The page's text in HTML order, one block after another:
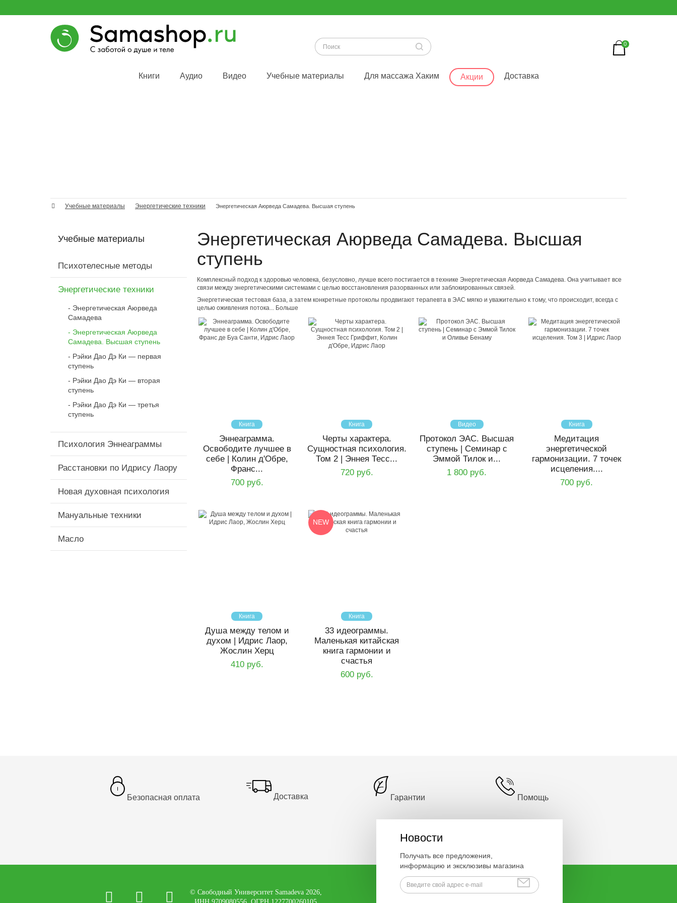
0
Книги Аудио Видео Учебные материалы Для массажа Хаким Акции Доставка
Учебные материалы Энергетические техники Энергетическая Аюрведа Самадева. Высшая ступень
Учебные материалы
Психотелесные методы
Энергетические техники
Энергетическая Аюрведа
Самадева
Энергетическая Аюрведа
Самадева. Высшая ступень
Рэйки Дао Дэ Ки — первая
ступень
Рэйки Дао Дэ Ки — вторая
ступень
Рэйки Дао Дэ Ки — третья
ступень
Психология Эннеаграммы
Расстановки по Идрису Лаору
Новая духовная психология
Мануальные техники
Масло
Энергетическая Аюрведа Самадева. Высшая
ступень
Комплексный подход к здоровью человека, безусловно, лучше всего постигается в технике Энергетическая Аюрведа Самадева. Она учитывает все
связи между энергетическими системами с целью восстановления разорванных или заблокированных связей.
Энергетическая тестовая база, а затем конкретные протоколы продвигают терапевта в ЭАС мягко и уважительно к тому, что происходит, всегда с
целью оживления потока... Больше
Книга
Эннеаграмма.
Освободите лучшее в
себе | Колин д'Обре,
Франс...
700 руб.
Книга
Черты характера.
Сущностная психология.
Том 2 | Эннея Тесс...
720 руб.
Видео
Протокол ЭАС. Высшая
ступень | Семинар с
Эммой Тилок и...
1 800 руб.
Книга
Медитация
энергетической
гармонизации. 7 точек
исцеления....
700 руб.
Книга
Душа между телом и
духом | Идрис Лаор,
Жослин Херц
410 руб.
Книга
NEW
33 идеограммы.
Маленькая китайская
книга гармонии и
счастья
600 руб.
Безопасная оплата Доставка Гарантии Помощь
© Свободный Университет Samadeva 2026,
Новости
Получать все предложения,
информацию и эксклюзивы магазина